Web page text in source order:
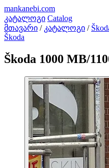
mankanebi.com
კატალოგი Catalog
მთავარი / კატალოგი /
Škoda
Škoda 1000 MB/